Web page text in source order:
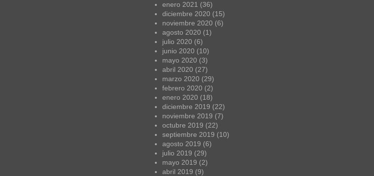
enero 2021 (36)
diciembre 2020 (15)
noviembre 2020 (6)
agosto 2020 (1)
julio 2020 (6)
junio 2020 (10)
mayo 2020 (3)
abril 2020 (27)
marzo 2020 (29)
febrero 2020 (2)
enero 2020 (18)
diciembre 2019 (22)
noviembre 2019 (7)
octubre 2019 (22)
septiembre 2019 (10)
agosto 2019 (6)
julio 2019 (29)
mayo 2019 (2)
abril 2019 (9)